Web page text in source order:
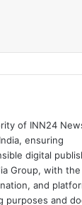
of INN24
ensuring
digital
Group, with the
and
purposes and